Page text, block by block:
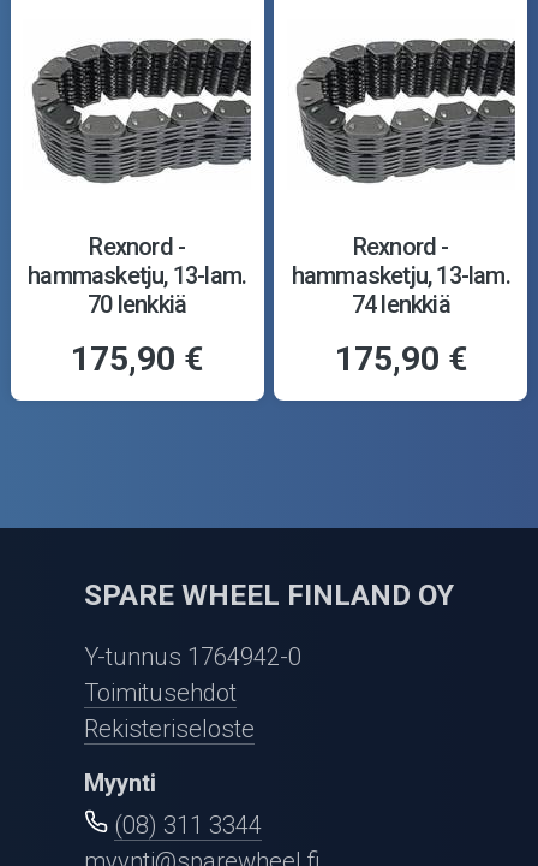
Rexnord -
hammasketju, 13-lam.
70 lenkkiä
175,90 €
Rexnord -
hammasketju, 13-lam.
74 lenkkiä
175,90 €
SPARE WHEEL FINLAND OY
Y-tunnus 1764942-0
Toimitusehdot
Rekisteriseloste
Myynti
(08) 311 3344